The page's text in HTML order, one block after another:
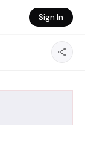
Sign In